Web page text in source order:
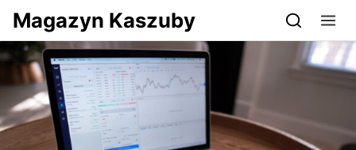
Przejdź do serwisu magazynkaszuby.pl
Magazyn Kaszuby